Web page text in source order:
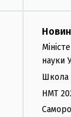
науки
Школа
НМТ